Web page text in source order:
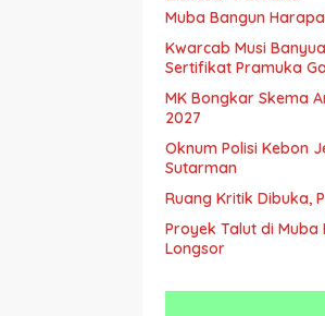
Muba Bangun
Kwarcab Musi
Sertifikat Pramuka
MK Bongkar Skema
2027
Oknum Polisi Kebon
Sutarman
Ruang Kritik Dibuka,
Proyek Talut di Muba
Longsor